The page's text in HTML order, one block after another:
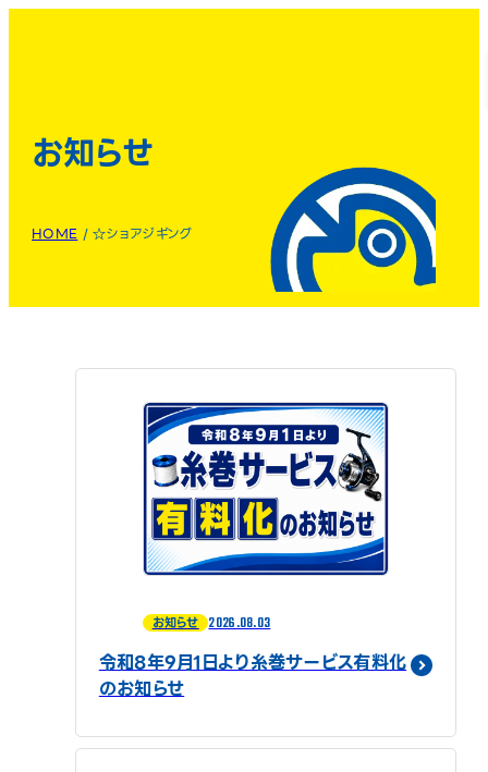
お知らせ
HOME /☆ショアジギング
お知らせ 2026.08.03
令和8年9月1日より糸巻サービス有料化
のお知らせ